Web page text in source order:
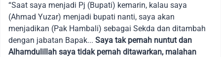
“Saat saya menjadi Pj (Bupati) kemarin, kalau saya
(Ahmad Yuzar) menjadi bupati nanti, saya akan
menjadikan (Pak Hambali) sebagai Sekda dan ditambah
dengan jabatan Bapak... Saya tak pernah nuntut dan
Alhamdulillah saya tidak pernah ditawarkan, malahan